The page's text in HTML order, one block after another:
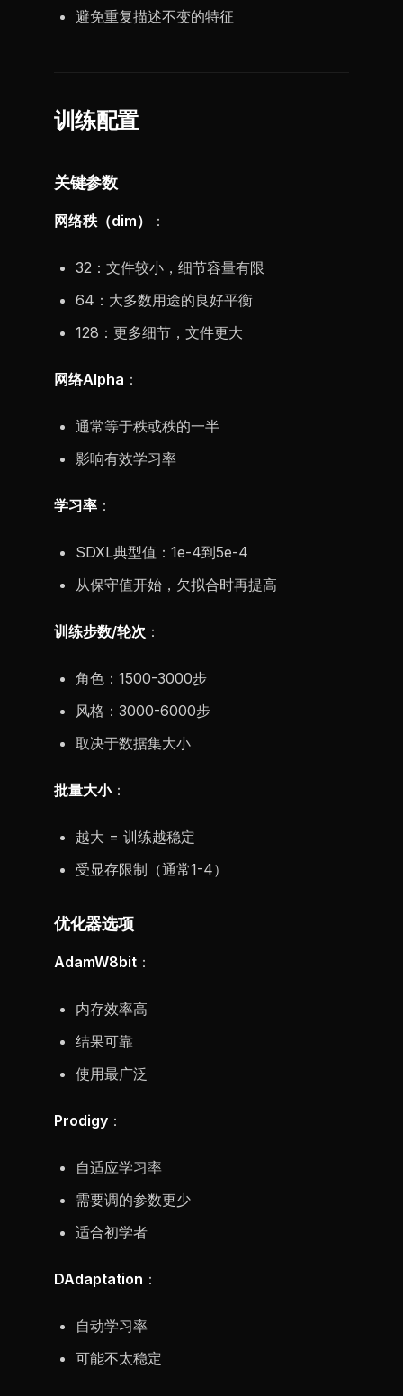
避免重复描述不变的特征
训练配置
关键参数
网络秩（dim） ：
32：文件较小，细节容量有限
64：大多数用途的良好平衡
128：更多细节，文件更大
网络Alpha ：
通常等于秩或秩的一半
影响有效学习率
学习率 ：
SDXL典型值：1e-4到5e-4
从保守值开始，欠拟合时再提高
训练步数/轮次 ：
角色：1500-3000步
风格：3000-6000步
取决于数据集大小
批量大小：
越大 = 训练越稳定
受显存限制（通常1-4）
优化器选项
AdamW8bit ：
内存效率高
结果可靠
使用最广泛
Prodigy ：
自适应学习率
需要调的参数更少
适合初学者
DAdaptation ：
自动学习率
可能不太稳定